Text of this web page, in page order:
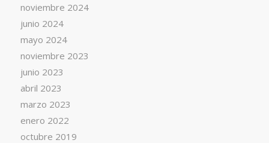
noviembre 2024
junio 2024
mayo 2024
noviembre 2023
junio 2023
abril 2023
marzo 2023
enero 2022
octubre 2019